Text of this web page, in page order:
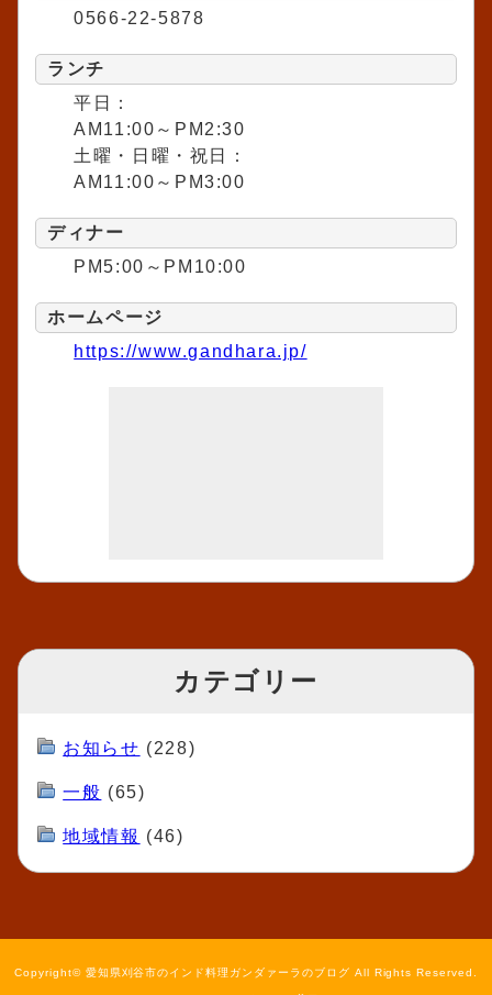
0566-22-5878
ランチ
平日：
AM11:00～PM2:30
土曜・日曜・祝日：
AM11:00～PM3:00
ディナー
PM5:00～PM10:00
ホームページ
https://www.gandhara.jp/
カテゴリー
お知らせ (228)
一般 (65)
地域情報 (46)
Copyright© 愛知県刈谷市のインド料理ガンダァーラのブログ All Rights Reserved.